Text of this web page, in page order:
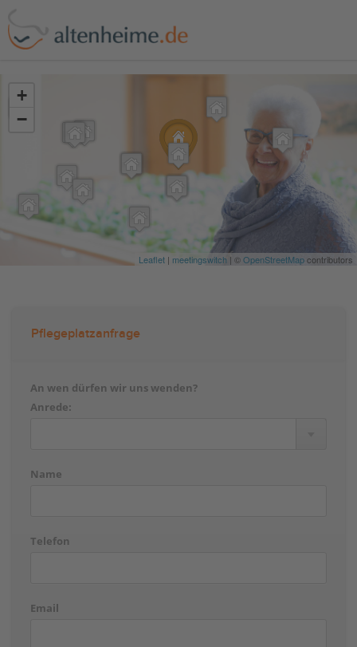
+
−
Leaflet | meetingswitch | ©OpenStreetMapcontributors
Pflegeplatzanfrage
An wen dürfen wir uns wenden?
Anrede:
Name
Telefon
Email